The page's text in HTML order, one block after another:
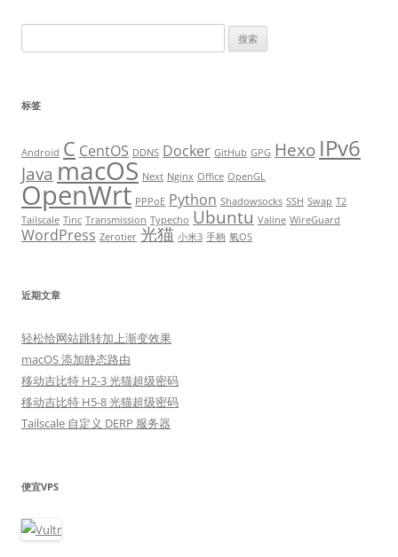
索
标签
Android C CentOS DDNS Docker GitHub GPG Hexo IPv6
Java macOS Next Nginx Office OpenGL
OpenWrt PPPoE Python Shadowsocks SSH Swap T2
Tailscale Tinc Transmission Typecho Ubuntu Valine WireGuard
WordPress Zerotier 光猫 小米3 手柄 氧OS
近期文章
轻松给网站跳转加上渐变效果
macOS 添加静态路由
移动吉比特 H2-3 光猫超级密码
移动吉比特 H5-8 光猫超级密码
Tailscale 自定义 DERP 服务器
便宜VPS